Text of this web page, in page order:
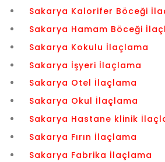
Sakarya Kalorifer Böceği
Sakarya Hamam Böceği
Sakarya Kokulu İlaçlama
Sakarya İşyeri İlaçlama
Sakarya Otel İlaçlama
Sakarya Okul İlaçlama
Sakarya Hastane klinik
Sakarya Fırın İlaçlama
Sakarya Fabrika İlaçlama